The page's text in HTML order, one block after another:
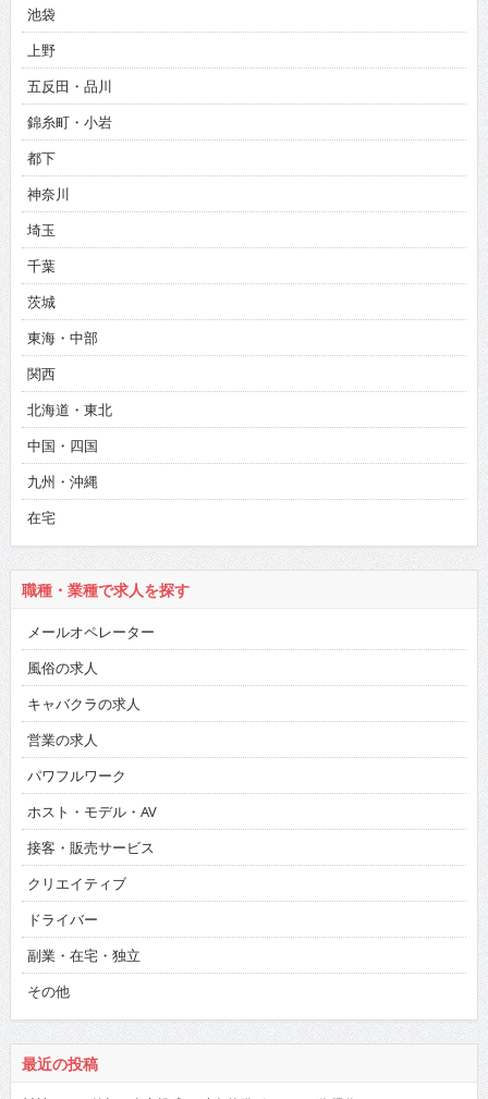
池袋
上野
五反田・品川
錦糸町・小岩
都下
神奈川
埼玉
千葉
茨城
東海・中部
関西
北海道・東北
中国・四国
九州・沖縄
在宅
職種・業種で求人を探す
メールオペレーター
風俗の求人
キャバクラの求人
営業の求人
パワフルワーク
ホスト・モデル・AV
接客・販売サービス
クリエイティブ
ドライバー
副業・在宅・独立
その他
最近の投稿